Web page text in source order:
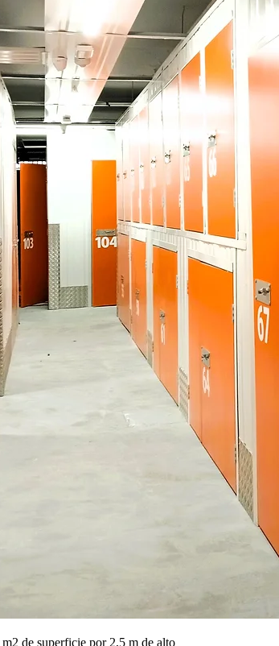
de superficie por 2,5 m de alto